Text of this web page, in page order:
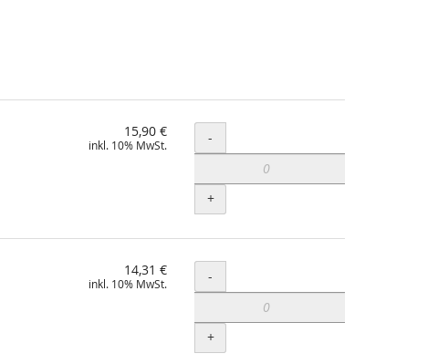
15,90 €
inkl. 10% MwSt. Menge
-
+
14,31 €
inkl. 10% MwSt. Menge
-
+